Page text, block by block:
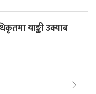
याङ्की उक्याब